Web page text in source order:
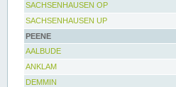
SACHSENHAUSEN OP
SACHSENHAUSEN UP
PEENE
AALBUDE
ANKLAM
DEMMIN